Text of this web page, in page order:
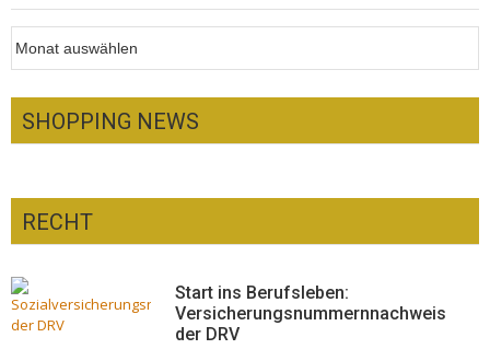
SHOPPING NEWS
Pepe Jeans London mit Summer Sale und
neuer Kollektion
Redaktion
RECHT
Start ins Berufsleben:
Versicherungsnummernnachweis
der DRV